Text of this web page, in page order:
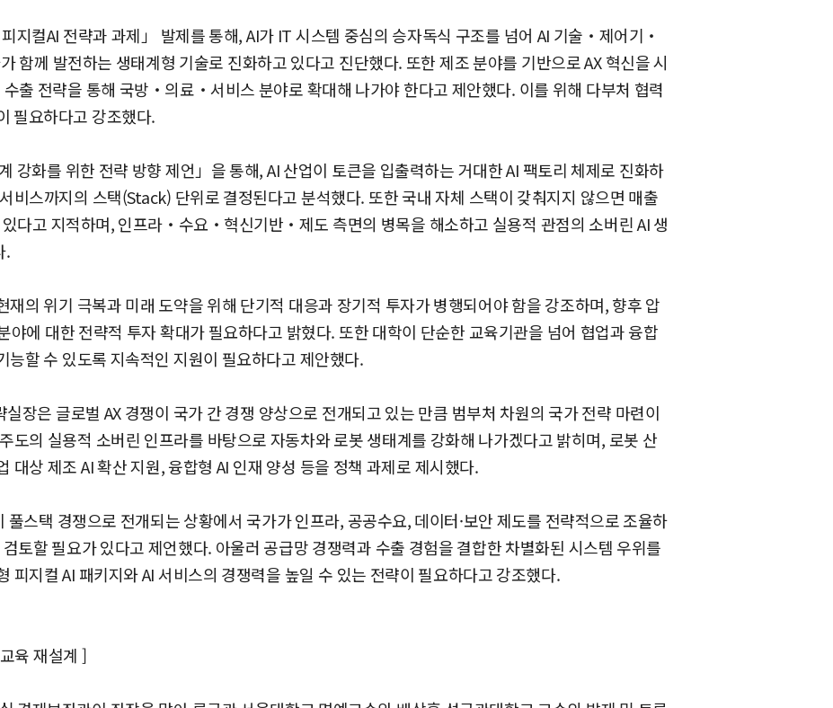
지컬AI 전략과 과제」 발제를 통해, AI가 IT 시스템 중심의 승자독식 구조를 넘어 AI 기술‧제어기‧
께 발전하는 생태계형 기술로 진화하고 있다고 진단했다. 또한 제조 분야를 기반으로 AX 혁신을 시
출 전략을 통해 국방‧의료‧서비스 분야로 확대해 나가야 한다고 제안했다. 이를 위해 다부처 협력
필요하다고 강조했다.
강화를 위한 전략 방향 제언」을 통해, AI 산업이 토큰을 입출력하는 거대한 AI 팩토리 체제로 진화하
비스까지의 스택(Stack) 단위로 결정된다고 분석했다. 또한 국내 자체 스택이 갖춰지지 않으면 매출
다고 지적하며, 인프라‧수요‧혁신기반‧제도 측면의 병목을 해소하고 실용적 관점의 소버린 AI 생
.
재의 위기 극복과 미래 도약을 위해 단기적 대응과 장기적 투자가 병행되어야 함을 강조하며, 향후 압
야에 대한 전략적 투자 확대가 필요하다고 밝혔다. 또한 대학이 단순한 교육기관을 넘어 협업과 융합
능할 수 있도록 지속적인 지원이 필요하다고 제안했다.
장은 글로벌 AX 경쟁이 국가 간 경쟁 양상으로 전개되고 있는 만큼 범부처 차원의 국가 전략 마련이
도의 실용적 소버린 인프라를 바탕으로 자동차와 로봇 생태계를 강화해 나가겠다고 밝히며, 로봇 산
대상 제조 AI 확산 지원, 융합형 AI 인재 양성 등을 정책 과제로 제시했다.
풀스택 경쟁으로 전개되는 상황에서 국가가 인프라, 공공수요, 데이터·보안 제도를 전략적으로 조율하
검토할 필요가 있다고 제언했다. 아울러 공급망 경쟁력과 수출 경험을 결합한 차별화된 시스템 우위를
피지컬 AI 패키지와 AI 서비스의 경쟁력을 높일 수 있는 전략이 필요하다고 강조했다.
육 재설계 ]